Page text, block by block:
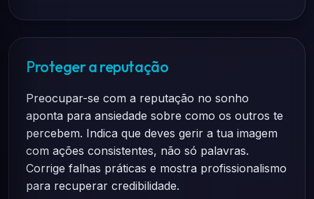
Proteger a reputação
Preocupar-se com a reputação no sonho
aponta para ansiedade sobre como os outros te
percebem. Indica que deves gerir a tua imagem
com ações consistentes, não só palavras.
Corrige falhas práticas e mostra profissionalismo
para recuperar credibilidade.